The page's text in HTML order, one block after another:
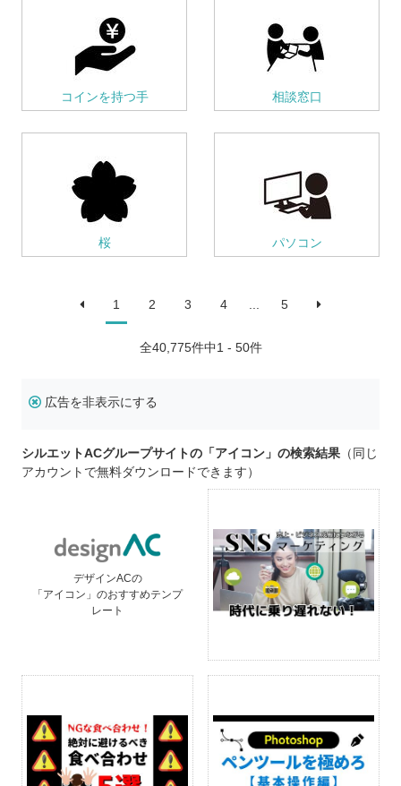
コインを持つ手 相談窓口
桜 パソコン
1 2 3 4 5
全40,775件中1 - 50件
広告を非表示にする
シルエットACグループサイトの「アイコン」の検索結果 （同じ
アカウントで無料ダウンロードできます）
デザインACの
「アイコン」のおすすめテンプ
レート